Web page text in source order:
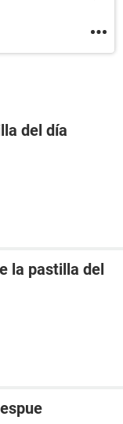
del día
la pastilla del